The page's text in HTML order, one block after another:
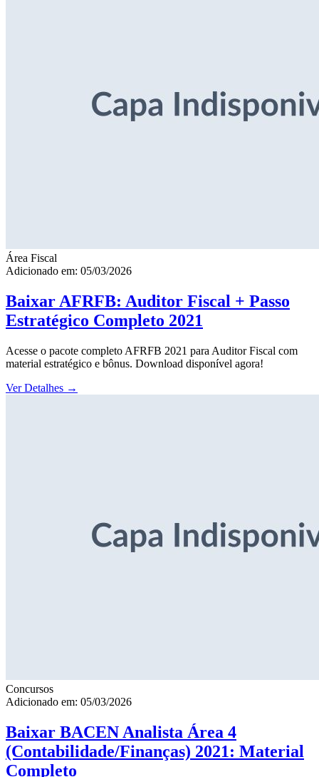
Área Fiscal
Adicionado em: 05/03/2026
Baixar AFRFB: Auditor Fiscal + Passo
Estratégico Completo 2021
Acesse o pacote completo AFRFB 2021 para Auditor Fiscal com
material estratégico e bônus. Download disponível agora!
Ver Detalhes →
Concursos
Adicionado em: 05/03/2026
Baixar BACEN Analista Área 4
(Contabilidade/Finanças) 2021: Material
Completo